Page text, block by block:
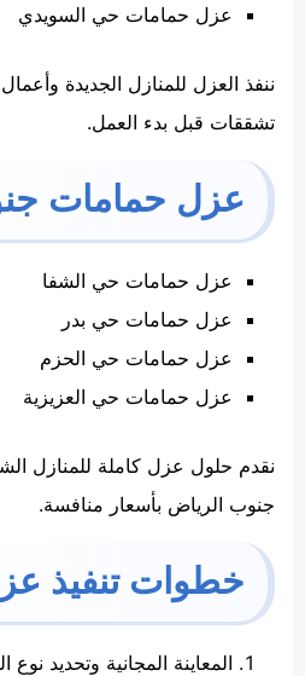
عزل حمامات حي السويدي
ننفذ العزل للمنازل الجديدة
تشققات قبل بدء العمل.
عزل حمامات
عزل حمامات حي الشفا
عزل حمامات حي بدر
عزل حمامات حي الحزم
عزل حمامات حي العزيزية
نقدم حلول عزل كاملة للمنازل
جنوب الرياض بأسعار منافسة.
خطوات تنفيذ
المعاينة المجانية وتحديد نوع